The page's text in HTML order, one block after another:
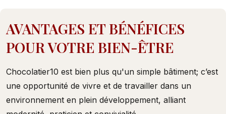
AVANTAGES ET BÉNÉFICES
POUR VOTRE BIEN-ÊTRE
Chocolatier10 est bien plus qu'un simple bâtiment; c’est
une opportunité de vivre et de travailler dans un
environnement en plein développement, alliant